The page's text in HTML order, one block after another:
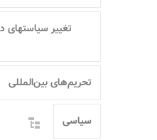
تغییر سیاستهای
تحریم‌های بین‌المللی
سیاسی